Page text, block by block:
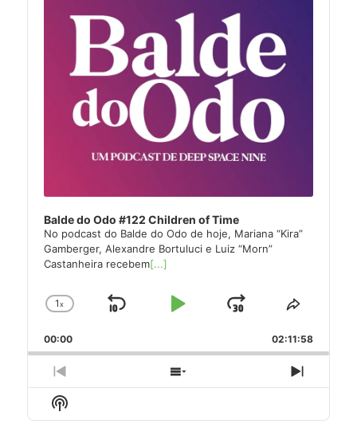
Balde do Odo #122 Children of Time
No podcast do Balde do Odo de hoje, Mariana “Kira”
Gamberger, Alexandre Bortuluci e Luiz “Morn”
Castanheira recebem[...]
Change
Rate
1x
Skip
Play
Jump
Forward
Share
Episode
00:00 02:11:58
Previous
Episode
Show
Episodes
Next
Episode
Show
Podcast